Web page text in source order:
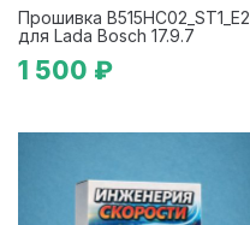
Прошивка B515HC02_ST1_E2
для Lada Bosch 17.9.7
1 500 ₽